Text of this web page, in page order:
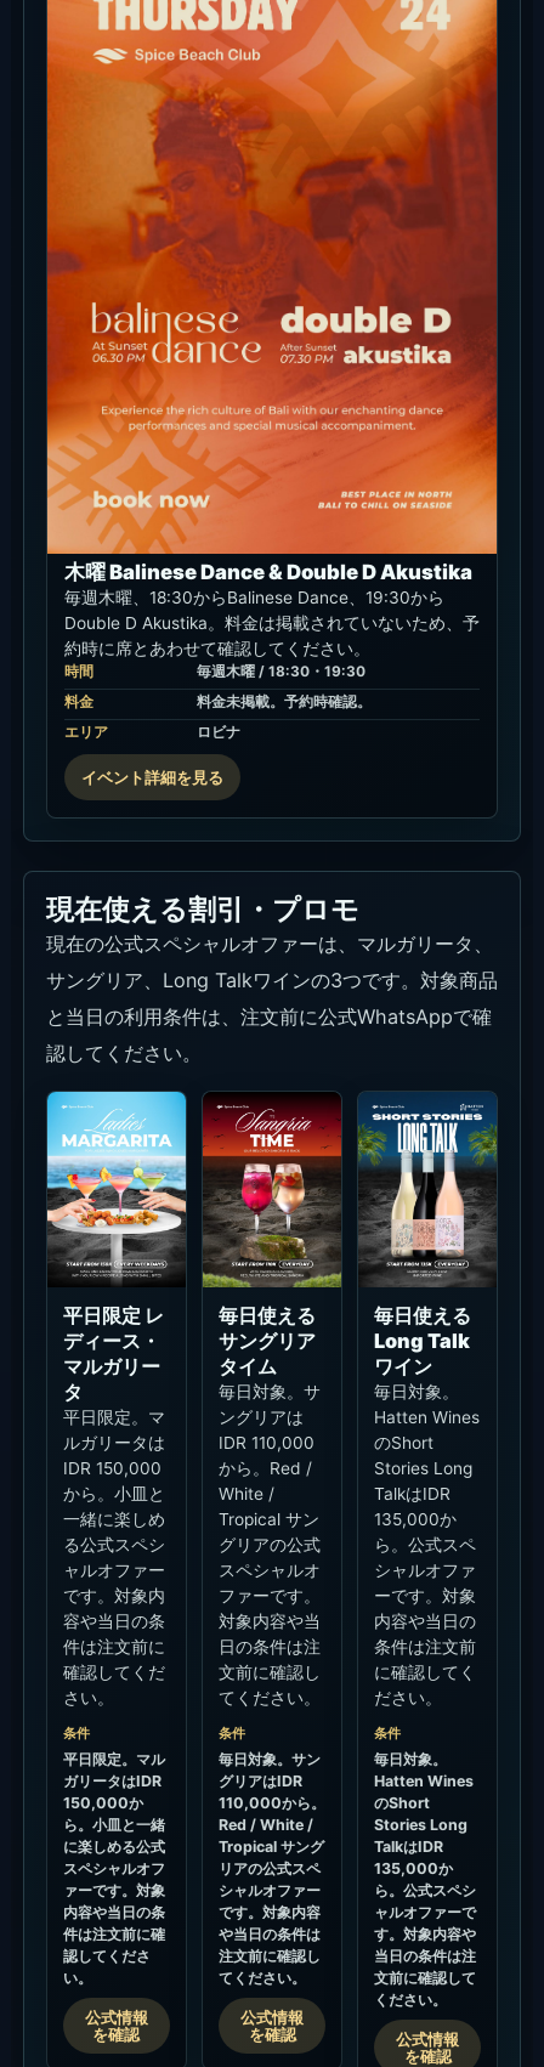
木曜 Balinese Dance & Double D Akustika
毎週木曜、18:30からBalinese Dance、19:30から
Double D Akustika。料金は掲載されていないため、予
約時に席とあわせて確認してください。
時間
毎週木曜 / 18:30・19:30
料金
料金未掲載。予約時確認。
エリア
ロビナ
イベント詳細を見る
現在使える割引・プロモ
現在の公式スペシャルオファーは、マルガリータ、
サングリア、Long Talkワインの3つです。対象商品
と当日の利用条件は、注文前に公式WhatsAppで確
認してください。
平日限定 レ
ディース・
マルガリー
タ
平日限定。マ
ルガリータは
IDR 150,000
から。小皿と
一緒に楽しめ
る公式スペシ
ャルオファー
です。対象内
容や当日の条
件は注文前に
確認してくだ
さい。
条件
平日限定。マル
ガリータはIDR
150,000か
ら。小皿と一緒
に楽しめる公式
スペシャルオフ
ァーです。対象
内容や当日の条
件は注文前に確
認してくださ
い。
公式情報
を確認
毎日使える
サングリア
タイム
毎日対象。サ
ングリアは
IDR 110,000
から。Red /
White /
Tropical サン
グリアの公式
スペシャルオ
ファーです。
対象内容や当
日の条件は注
文前に確認し
てください。
条件
毎日対象。サン
グリアはIDR
110,000から。
Red / White /
Tropical サング
リアの公式スペ
シャルオファー
です。対象内容
や当日の条件は
注文前に確認し
てください。
公式情報
を確認
毎日使える
Long Talk
ワイン
毎日対象。
Hatten Wines
のShort
Stories Long
TalkはIDR
135,000か
ら。公式スペ
シャルオファ
ーです。対象
内容や当日の
条件は注文前
に確認してく
ださい。
条件
毎日対象。
Hatten Wines
のShort
Stories Long
TalkはIDR
135,000か
ら。公式スペシ
ャルオファーで
す。対象内容や
当日の条件は注
文前に確認して
ください。
公式情報
を確認